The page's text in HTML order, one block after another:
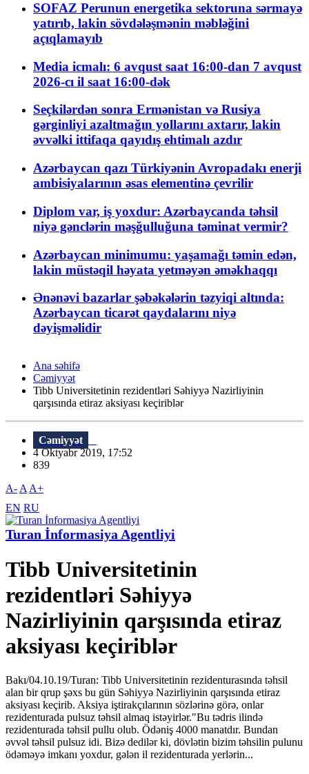
SOFAZ Perunun energetika sektoruna sərmayə
yatırıb, lakin sövdələşmənin məbləğini
açıqlamayıb
Media icmalı: 6 avqust saat 16:00-dan 7 avqust
2026-cı il saat 16:00-dək
Seçkilərdən sonra Ermənistan və Rusiya
gərginliyi azaltmağın yollarını axtarır, lakin
əvvəlki ittifaqa qayıdış ehtimalı azdır
Azərbaycan qazı Türkiyənin Avropadakı enerji
ambisiyalarının əsas elementinə çevrilir
Diplom var, iş yoxdur: Azərbaycanda təhsil
niyə gənclərin məşğulluğuna təminat vermir?
Azərbaycan minimumu: yaşamağı təmin edən,
lakin müstəqil həyata yetməyən əməkhaqqı
Ənənəvi bazarlar şəbəkələrin təzyiqi altında:
Azərbaycan ticarət qaydalarını niyə
dəyişməlidir
Ana səhifə
Cəmiyyət
Tibb Universitetinin rezidentləri Səhiyyə Nazirliyinin
qarşısında etiraz aksiyası keçiriblər
Cəmiyyət
4 Oktyabr 2019, 17:52
839
A- A A+
EN RU
Turan İnformasiya Agentliyi
Tibb Universitetinin
rezidentləri Səhiyyə
Nazirliyinin qarşısında etiraz
aksiyası keçiriblər
Bakı/04.10.19/Turan: Tibb Universitetinin rezidenturasında təhsil
alan bir qrup şəxs bu gün Səhiyyə Nazirliyinin qarşısında etiraz
aksiyası keçirib. Aksiya iştirakçılarının sözlərinə görə, onlar
rezidenturada pulsuz təhsil almaq istəyirlər."Bu tədris ilində
rezidenturada təhsil pullu olub. Ödəniş 4000 manatdır. Bundan
əvvəl təhsil pulsuz idi. Bizə dedilər ki, dövlətin bizim təhsilin pulunu
ödəməyə imkanı yoxdur, gələn il rezidenturada yerlərin...